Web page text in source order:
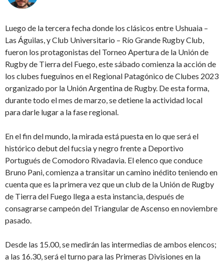
Luego de la tercera fecha donde los clásicos entre Ushuaia –
Las Águilas, y Club Universitario – Río Grande Rugby Club,
fueron los protagonistas del Torneo Apertura de la Unión de
Rugby de Tierra del Fuego, este sábado comienza la acción de
los clubes fueguinos en el Regional Patagónico de Clubes 2023
organizado por la Unión Argentina de Rugby. De esta forma,
durante todo el mes de marzo, se detiene la actividad local
para darle lugar a la fase regional.
En el fin del mundo, la mirada está puesta en lo que será el
histórico debut del fucsia y negro frente a Deportivo
Portugués de Comodoro Rivadavia. El elenco que conduce
Bruno Pani, comienza a transitar un camino inédito teniendo en
cuenta que es la primera vez que un club de la Unión de Rugby
de Tierra del Fuego llega a esta instancia, después de
consagrarse campeón del Triangular de Ascenso en noviembre
pasado.
Desde las 15.00, se medirán las intermedias de ambos elencos;
a las 16.30, será el turno para las Primeras Divisiones en la